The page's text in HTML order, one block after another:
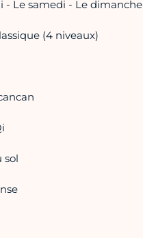
- Le samedi - Le dimanche
(4 niveaux)
sol